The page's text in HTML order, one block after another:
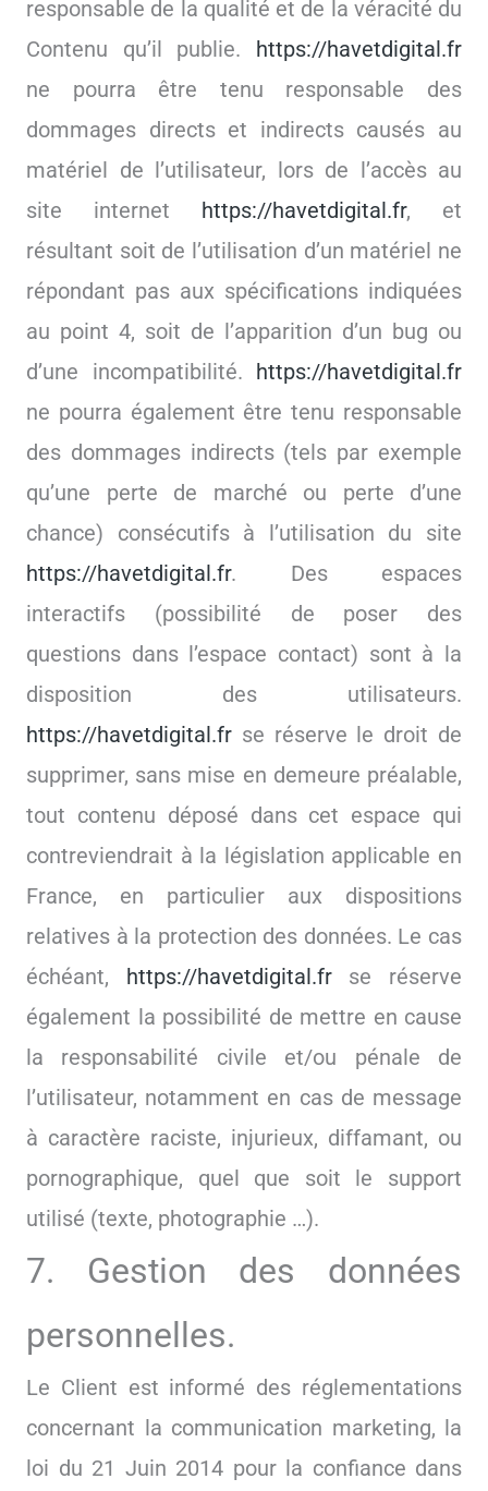
responsable de la qualité et de la véracité du
Contenu qu’il publie. https://havetdigital.fr
ne pourra être tenu responsable des
dommages directs et indirects causés au
matériel de l’utilisateur, lors de l’accès au
site internet https://havetdigital.fr, et
résultant soit de l’utilisation d’un matériel ne
répondant pas aux spécifications indiquées
au point 4, soit de l’apparition d’un bug ou
d’une incompatibilité. https://havetdigital.fr
ne pourra également être tenu responsable
des dommages indirects (tels par exemple
qu’une perte de marché ou perte d’une
chance) consécutifs à l’utilisation du site
https://havetdigital.fr. Des espaces
interactifs (possibilité de poser des
questions dans l’espace contact) sont à la
disposition des utilisateurs.
https://havetdigital.fr se réserve le droit de
supprimer, sans mise en demeure préalable,
tout contenu déposé dans cet espace qui
contreviendrait à la législation applicable en
France, en particulier aux dispositions
relatives à la protection des données. Le cas
échéant, https://havetdigital.frse réserve
également la possibilité de mettre en cause
la responsabilité civile et/ou pénale de
l’utilisateur, notamment en cas de message
à caractère raciste, injurieux, diffamant, ou
pornographique, quel que soit le support
utilisé (texte, photographie …).
7. Gestion des données
personnelles.
Le Client est informé des réglementations
concernant la communication marketing, la
loi du 21 Juin 2014 pour la confiance dans